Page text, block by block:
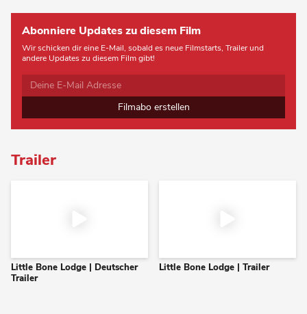
Abonniere Updates zu diesem Film
Wir schicken dir eine E-Mail, sobald es neue Filmstarts, Trailer und
andere Updates zu diesem Film gibt!
Filmabo erstellen
Trailer
Little Bone Lodge | Deutscher
Trailer
Little Bone Lodge | Trailer